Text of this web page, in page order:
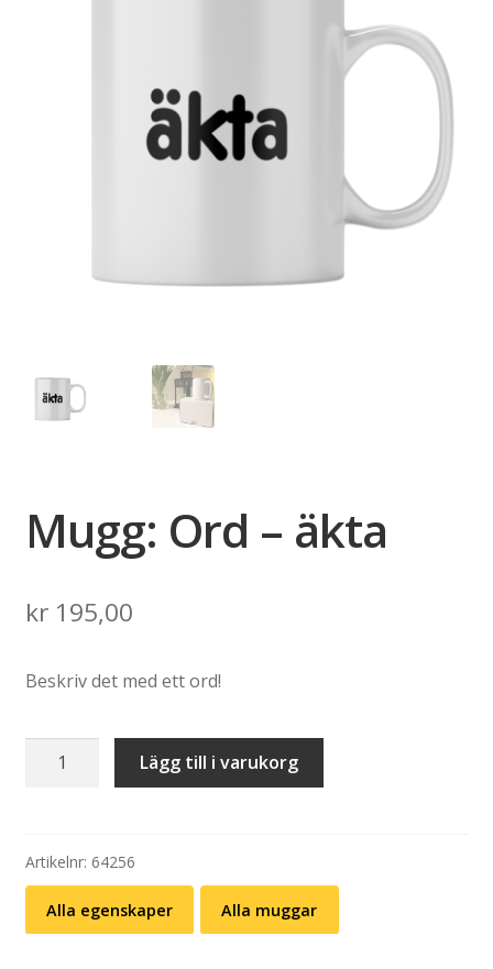
Mugg: Ord – äkta
kr195,00
Beskriv det med ett ord!
Mugg:
mängd
Lägg till i varukorg
Artikelnr: 64256
Alla egenskaper Alla muggar